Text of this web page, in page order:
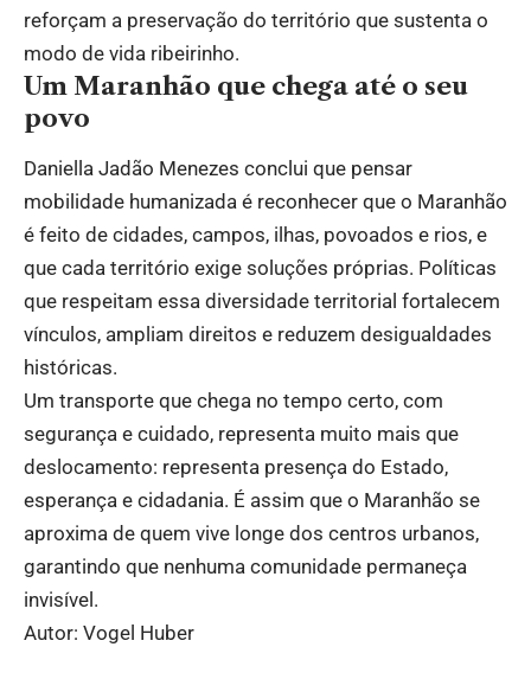
reforçam a preservação do território que sustenta o
modo de vida ribeirinho.
Um Maranhão que chega até o seu
povo
Daniella Jadão Menezes conclui que pensar
mobilidade humanizada é reconhecer que o Maranhão
é feito de cidades, campos, ilhas, povoados e rios, e
que cada território exige soluções próprias. Políticas
que respeitam essa diversidade territorial fortalecem
vínculos, ampliam direitos e reduzem desigualdades
históricas.
Um transporte que chega no tempo certo, com
segurança e cuidado, representa muito mais que
deslocamento: representa presença do Estado,
esperança e cidadania. É assim que o Maranhão se
aproxima de quem vive longe dos centros urbanos,
garantindo que nenhuma comunidade permaneça
invisível.
Autor: Vogel Huber